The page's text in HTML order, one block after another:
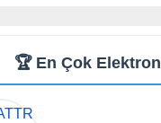
🏆 En Çok Elektron